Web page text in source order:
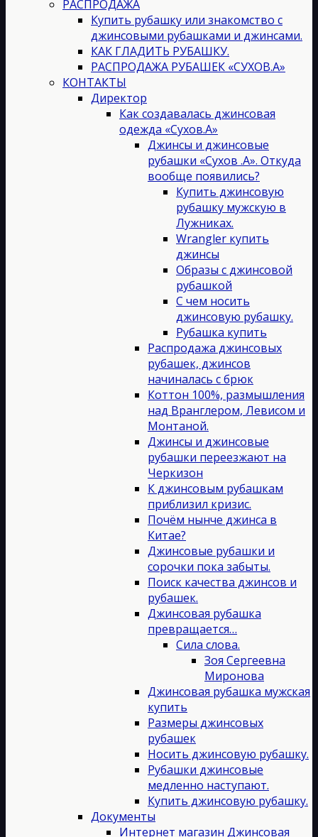
РАСПРОДАЖА
Купить рубашку или знакомство с
джинсовыми рубашками и джинсами.
КАК ГЛАДИТЬ РУБАШКУ.
РАСПРОДАЖА РУБАШЕК «СУХОВ.А»
КОНТАКТЫ
Директор
Как создавалась джинсовая
одежда «Сухов.А»
Джинсы и джинсовые
рубашки «Сухов .А». Откуда
вообще появились?
Купить джинсовую
рубашку мужскую в
Лужниках.
Wrangler купить
джинсы
Образы с джинсовой
рубашкой
С чем носить
джинсовую рубашку.
Рубашка купить
Распродажа джинсовых
рубашек, джинсов
начиналась с брюк
Коттон 100%, размышления
над Вранглером, Левисом и
Монтаной.
Джинсы и джинсовые
рубашки переезжают на
Черкизон
К джинсовым рубашкам
приблизил кризис.
Почём нынче джинса в
Китае?
Джинсовые рубашки и
сорочки пока забыты.
Поиск качества джинсов и
рубашек.
Джинсовая рубашка
превращается…
Сила слова.
Зоя Сергеевна
Миронова
Джинсовая рубашка мужская
купить
Размеры джинсовых
рубашек
Носить джинсовую рубашку.
Рубашки джинсовые
медленно наступают.
Купить джинсовую рубашку.
Документы
Интернет магазин Джинсовая